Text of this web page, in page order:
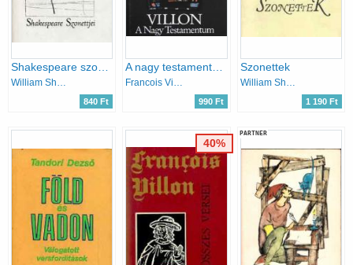
William Shakespeare
840 Ft
Francois Villon
990 Ft
Szonettek
William Shakespeare
1 190 Ft
40%
PARTNER